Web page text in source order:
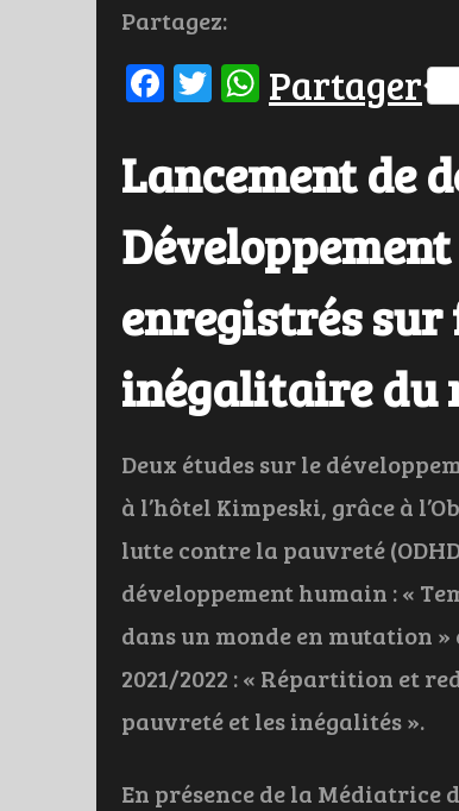
Partagez:
Facebook
Twitter
WhatsApp
Partager
Lancement de
enregistrés
inégalitaire du
Deux études sur le
à l’hôtel Kimpeski, grâce à
lutte contre la pauvreté
développement humain : «
dans un monde en mutation
2021/2022 : « Répartition et
pauvreté et les inégalités ».
En présence de la Médiatrice